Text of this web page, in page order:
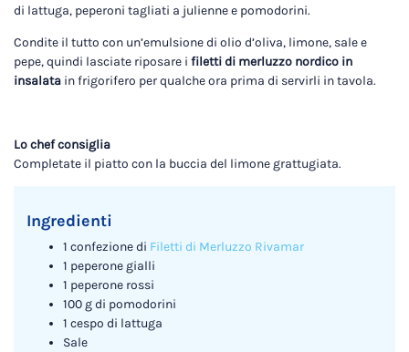
di lattuga, peperoni tagliati a julienne e pomodorini.
Condite il tutto con un’emulsione di olio d’oliva, limone, sale e
pepe, quindi lasciate riposare i filetti di merluzzo nordico in
insalata in frigorifero per qualche ora prima di servirli in tavola.
Lo chef consiglia
Completate il piatto con la buccia del limone grattugiata.
Ingredienti
1 confezione di Filetti di Merluzzo Rivamar
1 peperone gialli
1 peperone rossi
100 g di pomodorini
1 cespo di lattuga
Sale